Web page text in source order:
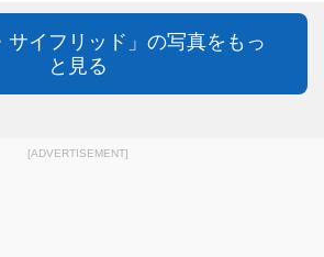
サイフリッド」の写真をもっ
と見る
[ADVERTISEMENT]